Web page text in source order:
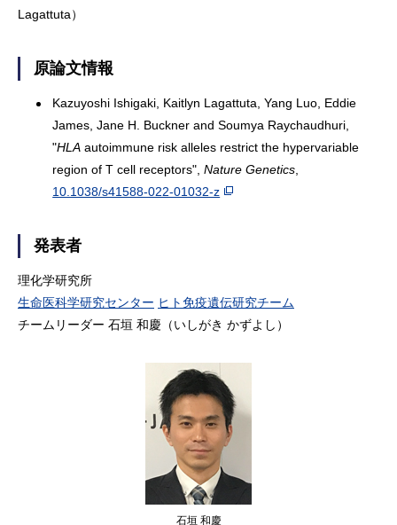
Lagattuta）
原論文情報
Kazuyoshi Ishigaki, Kaitlyn Lagattuta, Yang Luo, Eddie
James, Jane H. Buckner and Soumya Raychaudhuri,
"HLA autoimmune risk alleles restrict the hypervariable
region of T cell receptors",Nature Genetics
10.1038/s41588-022-01032-z
発表者
理化学研究所
生命医科学研究センター ヒト免疫遺伝研究チーム
チームリーダー 石垣 和慶（いしがき かずよし）
石垣 和慶